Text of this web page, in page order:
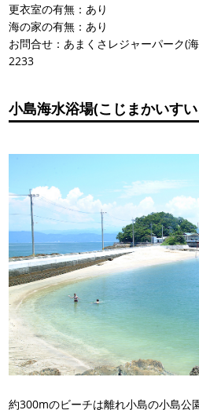
更衣室の有無：あり
海の家の有無：あり
お問合せ：あまくさレジャーパー
2233
小島海水浴場(こじまかいす
約300mのビーチは離れ小島の小島公